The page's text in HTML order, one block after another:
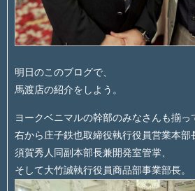
明日のこのブログで、
馬渡店の紹介をしよう。
ヨークベニマルの幹部のみなさんも揃っ
右から庄子鉄也取締役執行役員営業本部
須賀秀人同副本部長兼開発室管掌、
そして大竹誠執行役員商品部事業部長。